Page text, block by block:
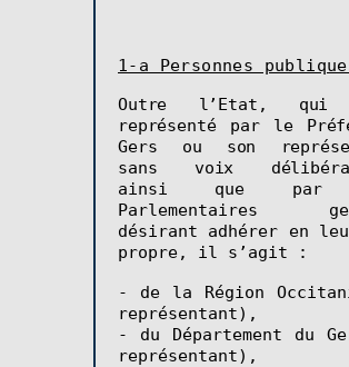
1-a Personnes
Outre l’Etat, qui
représenté par le
Gers ou son
sans voix
ainsi que par
Parlementaires
désirant adhérer en
propre, il s’agit :
- de la Région
représentant),
- du Département du
représentant),